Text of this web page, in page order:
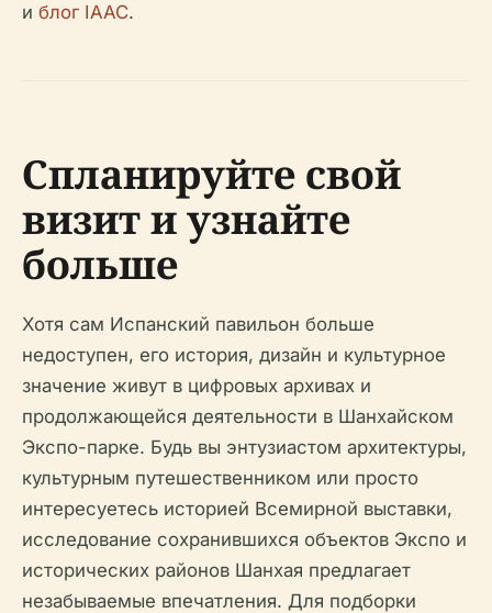
и блог IAAC.
Спланируйте свой
визит и узнайте
больше
Хотя сам Испанский павильон больше
недоступен, его история, дизайн и культурное
значение живут в цифровых архивах и
продолжающейся деятельности в Шанхайском
Экспо-парке. Будь вы энтузиастом архитектуры,
культурным путешественником или просто
интересуетесь историей Всемирной выставки,
исследование сохранившихся объектов Экспо и
исторических районов Шанхая предлагает
незабываемые впечатления. Для подборки